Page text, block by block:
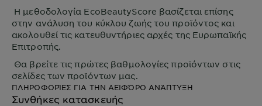
Η μεθοδολογία EcoBeautyScore βασίζεται επίσης
στην ανάλυση του κύκλου ζωής του προϊόντος και
ακολουθεί τις κατευθυντήριες αρχές της Ευρωπαϊκής
Επιτροπής.
Θα βρείτε τις πρώτες βαθμολογίες προϊόντων στις
σελίδες των προϊόντων μας.
ΠΛΗΡΟΦΟΡΊΕΣ ΓΙΑ ΤΗΝ ΑΕΙΦΌΡΟ ΑΝΆΠΤΥΞΗ
Συνθήκες κατασκευής